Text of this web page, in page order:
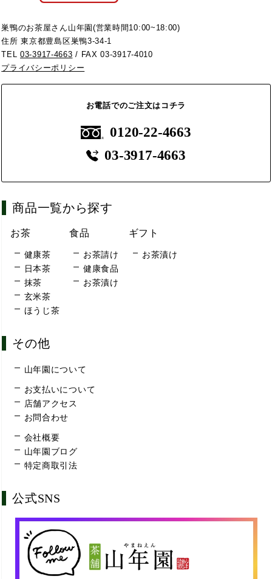
巣鴨のお茶屋さん山年園(営業時間10:00~18:00)
住所 東京都豊島区巣鴨3-34-1
TEL03-3917-4663 / FAX 03-3917-4010
プライバシーポリシー
お電話でのご注文はコチラ
0120-22-4663
03-3917-4663
商品一覧から探す
お茶
健康茶
日本茶
抹茶
玄米茶
ほうじ茶
食品
お茶請け
健康食品
お茶漬け
ギフト
お茶漬け
その他
山年園について
お支払いについて
店舗アクセス
お問合わせ
会社概要
山年園ブログ
特定商取引法
公式SNS